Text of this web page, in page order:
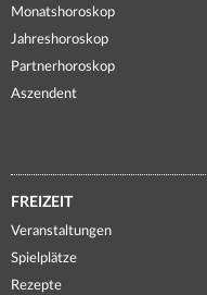
Monatshoroskop
Jahreshoroskop
Partnerhoroskop
Aszendent
FREIZEIT
Veranstaltungen
Spielplätze
Rezepte